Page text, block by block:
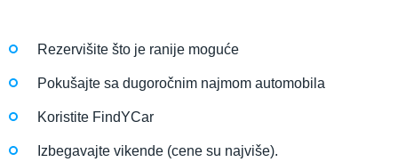
Rezervišite što je ranije moguće
Pokušajte sa dugoročnim najmom automobila
Koristite FindYCar
Izbegavajte vikende (cene su najviše).